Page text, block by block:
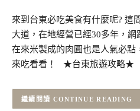
來到台東必吃美食有什麼呢? 這
大道，在地經營已經30多年，
在來米製成的肉圓也是人氣必
來吃看看！ ★台東旅遊攻略★
CONTINUE READING